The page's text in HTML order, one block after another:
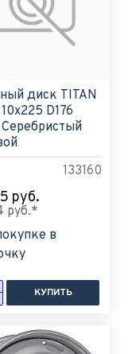
133160
диск TITAN
D176
Серебристый
руб.
руб.*
в
КУПИТЬ